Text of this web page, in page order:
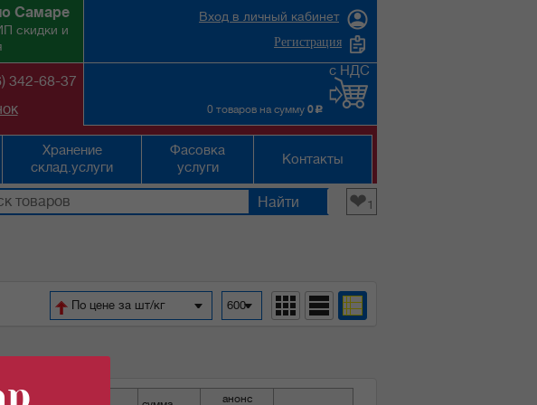
Самаре
скидки и
342-68-37
Вход в личный кабинет
Регистрация
0 товаров на сумму 0 c
с НДС
Хранение
склад.услуги
Фасовка
услуги
Контакты
❤1
600
По цене за шт/кг
анонс